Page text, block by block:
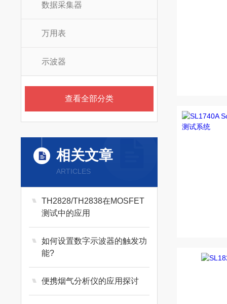
数据采集器
万用表
示波器
查看全部分类
相关文章
ARTICLES
TH2828/TH2838在MOSFET
测试中的应用
如何设置数字示波器的触发功
能?
便携烟气分析仪的应用探讨